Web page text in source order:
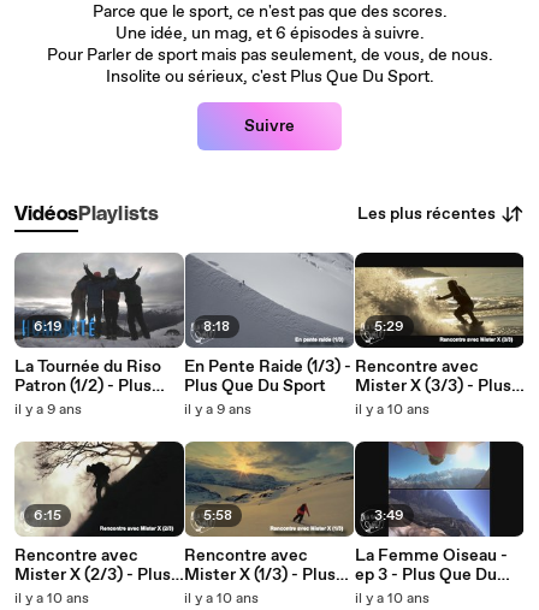
Parce que le sport, ce n'est pas que des scores.
Une idée, un mag, et 6 épisodes à suivre.
Pour Parler de sport mais pas seulement, de vous, de nous.
Insolite ou sérieux, c'est Plus Que Du Sport.
Suivre
VidéosPlaylists Les plus récentes
6:19
La Tournée du Riso
Patron (1/2) - Plus
Que Du Sport
il y a 9 ans
6:15
Rencontre avec
Mister X (2/3) - Plus
Que Du Sport
il y a 10 ans
8:18
En Pente Raide (1/3) -
Plus Que Du Sport
il y a 9 ans
5:58
Rencontre avec
Mister X (1/3) - Plus
Que Du Sport
il y a 10 ans
5:29
Rencontre avec
Mister X (3/3) - Plus
Que Du Sport
il y a 10 ans
3:49
La Femme Oiseau -
ep 3 - Plus Que Du
Sport
il y a 10 ans